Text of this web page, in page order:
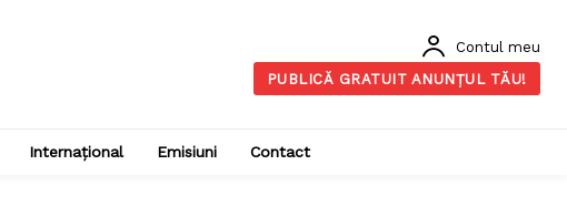
Contul meu
PUBLICĂ GRATUIT ANUNȚUL TĂU!
Internațional Emisiuni Contact